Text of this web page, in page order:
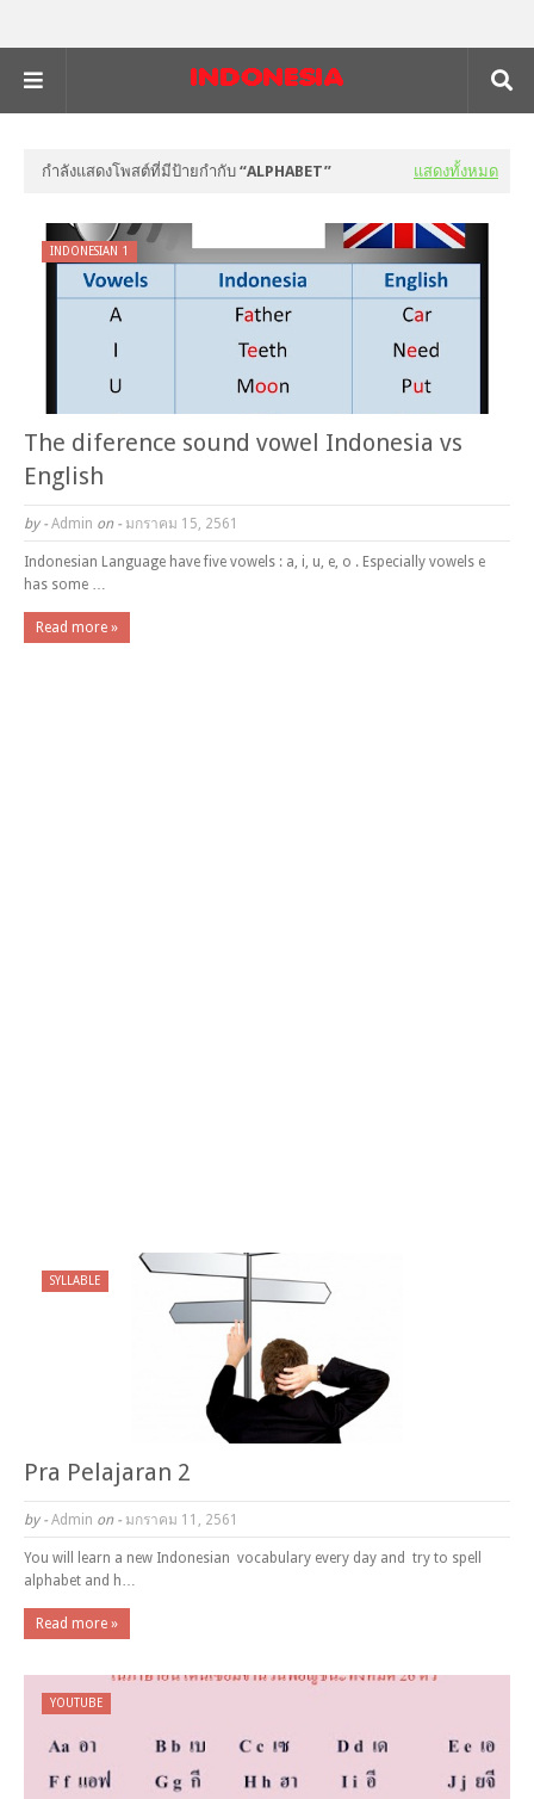
กำลังแสดงโพสต์ที่มีป้ายกำกับ ALPHABET แสดงทั้งหมด
INDONESIAN 1
The diference sound vowel Indonesia vs
English
by - Admin on - มกราคม 15, 2561
Indonesian Language have five vowels : a, i, u, e, o . Especially vowels e
has some …
Read more »
SYLLABLE
Pra Pelajaran 2
by - Admin on - มกราคม 11, 2561
You will learn a new Indonesian vocabulary every day and try to spell
alphabet and h…
Read more »
YOUTUBE